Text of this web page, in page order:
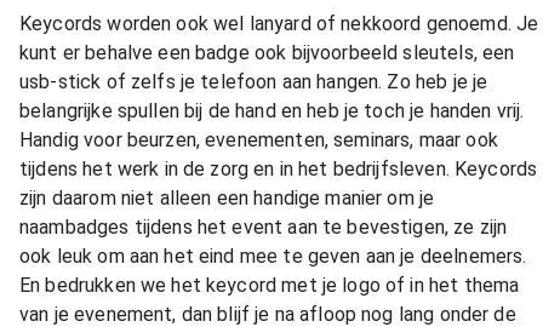
Keycords worden ook wel lanyard of nekkoord genoemd. Je
kunt er behalve een badge ook bijvoorbeeld sleutels, een
usb-stick of zelfs je telefoon aan hangen. Zo heb je je
belangrijke spullen bij de hand en heb je toch je handen vrij.
Handig voor beurzen, evenementen, seminars, maar ook
tijdens het werk in de zorg en in het bedrijfsleven. Keycords
zijn daarom niet alleen een handige manier om je
naambadges tijdens het event aan te bevestigen, ze zijn
ook leuk om aan het eind mee te geven aan je deelnemers.
En bedrukken we het keycord met je logo of in het thema
van je evenement, dan blijf je na afloop nog lang onder de